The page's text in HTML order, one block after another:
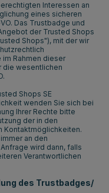
Interessen an
eines sicheren
Das Trustbadge und
der Trusted Shops
Shops"), mit der wir
im Rahmen dieser
die wesentlichen
Shops SE
wenden Sie sich bei
Ihrer Rechte bitte
der in den
Kontaktmöglichkeiten.
an den
wird dann, falls
Verantwortlichen
des Trustbadges/